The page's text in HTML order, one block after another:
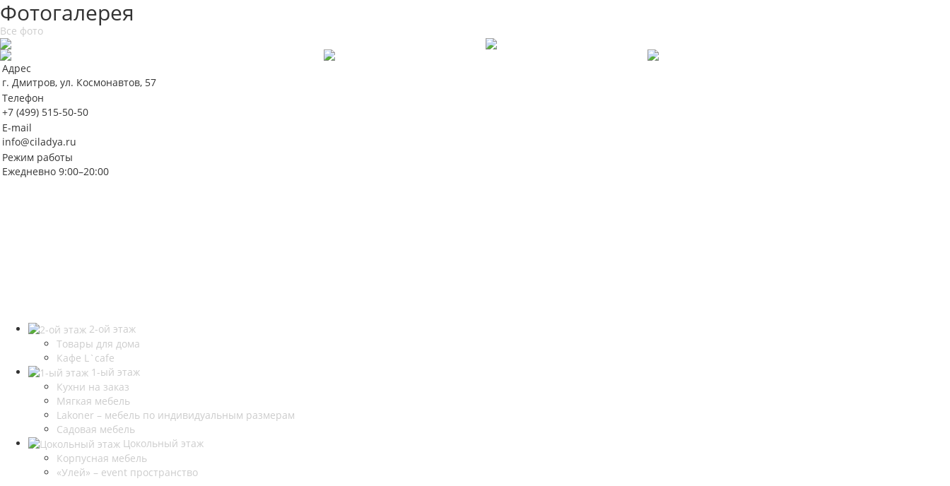
Фотогалерея
Все фото
Адрес
г. Дмитров, ул. Космонавтов, 57
Телефон
+7 (499) 515-50-50
E-mail
info@ciladya.ru
Режим работы
Ежедневно 9:00–20:00
2-ой этаж
Товары для дома
Кафе L`cafe
1-ый этаж
Кухни на заказ
Мягкая мебель
Lakoner – мебель по индивидуальным размерам
Садовая мебель
Цокольный этаж
Корпусная мебель
«Улей» – event пространство